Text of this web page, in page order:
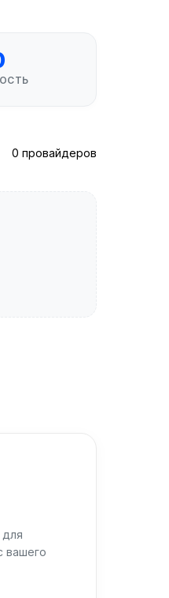
0 провайдеров
вашего